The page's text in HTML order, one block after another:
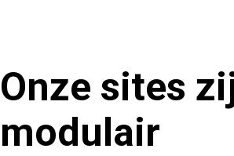
Onze sites
modulair